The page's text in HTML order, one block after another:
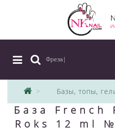
Фреза|
Базы, топы,
База French
Roks 12 ml